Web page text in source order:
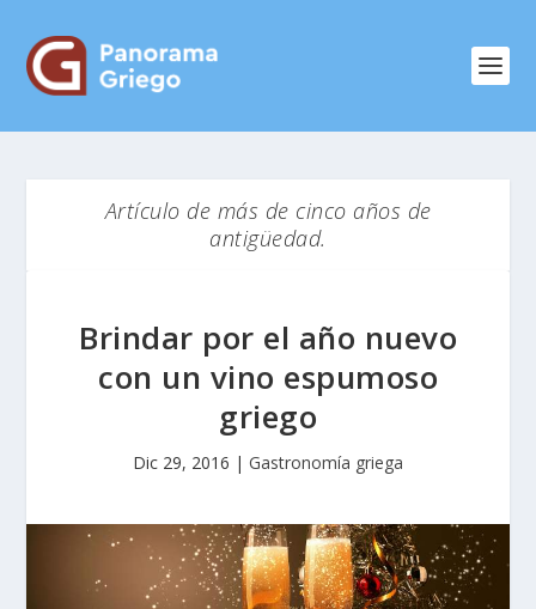
Artículo de más de cinco años de
antigüedad.
Brindar por el año nuevo
con un vino espumoso
griego
Dic 29, 2016 | Gastronomía griega